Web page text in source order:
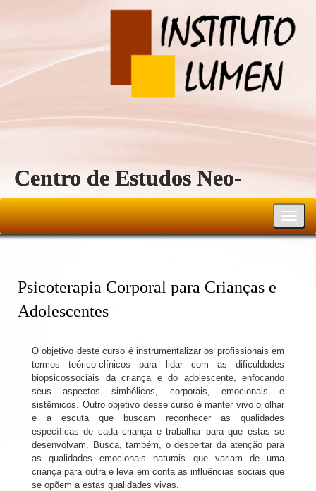
Centro de Estudos Neo-
Reichiano
Psicoterapia Corporal para Crianças e
Adolescentes
O objetivo deste curso é instrumentalizar os profissionais em
termos teórico-clínicos para lidar com as dificuldades
biopsicossociais da criança e do adolescente, enfocando
seus aspectos simbólicos, corporais, emocionais e
sistêmicos. Outro objetivo desse curso é manter vivo o olhar
e a escuta que buscam reconhecer as qualidades
específicas de cada criança e trabalhar para que estas se
desenvolvam. Busca, também, o despertar da atenção para
as qualidades emocionais naturais que variam de uma
criança para outra e leva em conta as influências sociais que
se opõem a estas qualidades vivas.